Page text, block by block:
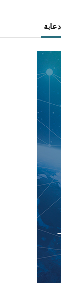
دعاية